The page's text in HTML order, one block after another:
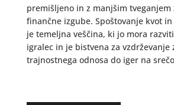
premišljeno in z manjšim tveganjem
finančne izgube. Spoštovanje kvot
je temeljna veščina, ki jo mora
igralec in je bistvena za vzdrževanje
trajnostnega odnosa do iger na